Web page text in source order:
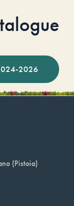
2026
(Pistoia)